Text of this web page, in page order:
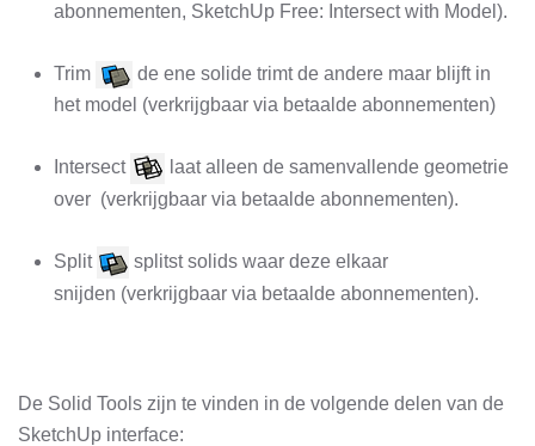
abonnementen, SketchUp Free: Intersect with Model).
Trim
de ene solide trimt de andere maar blijft in
het model (verkrijgbaar via betaalde abonnementen)
Intersect
laat alleen de samenvallende geometrie
over (verkrijgbaar via betaalde abonnementen).
Split
splitst solids waar deze elkaar
snijden (verkrijgbaar via betaalde abonnementen).
De Solid Tools zijn te vinden in de volgende delen van de
SketchUp interface: